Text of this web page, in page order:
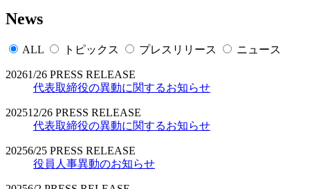
News
ALL トピックス プレスリリース ニュース
20261/26 PRESS RELEASE
代表取締役の異動に関するお知らせ
202512/26 PRESS RELEASE
代表取締役の異動に関するお知らせ
20256/25 PRESS RELEASE
役員人事異動のお知らせ